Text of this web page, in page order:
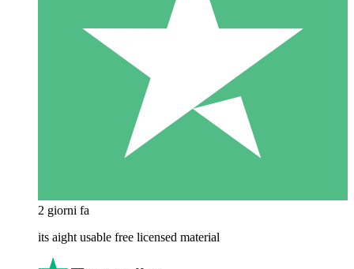
2 giorni fa
its aight usable free licensed material